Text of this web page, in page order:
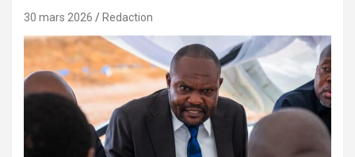
30 mars 2026 Redaction